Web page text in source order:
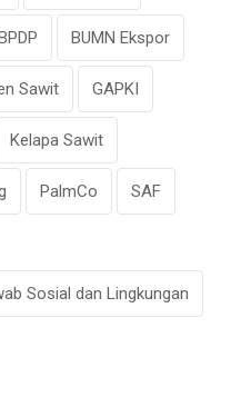
BPDP BUMN Ekspor
Sawit GAPKI
Kelapa Sawit
PalmCo SAF
Sosial dan Lingkungan